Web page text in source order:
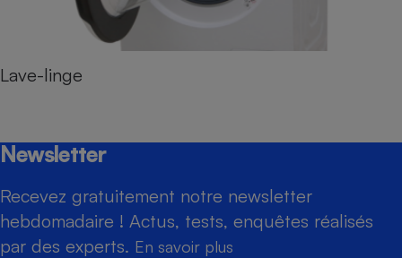
Lave-linge
Newsletter
Recevez gratuitement notre newsletter
hebdomadaire ! Actus, tests, enquêtes réalisés
par des experts. En savoir plus